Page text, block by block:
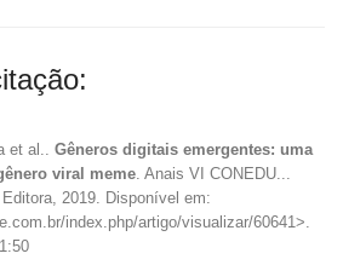
et al.. Gêneros digitais emergentes: uma
viral meme. Anais VI CONEDU...
2019. Disponível em:
index.php/artigo/visualizar/60641>.